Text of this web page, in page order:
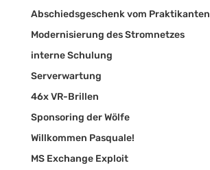
Abschiedsgeschenk vom Praktikanten
Modernisierung des Stromnetzes
interne Schulung
Serverwartung
46x VR-Brillen
Sponsoring der Wölfe
Willkommen Pasquale!
MS Exchange Exploit